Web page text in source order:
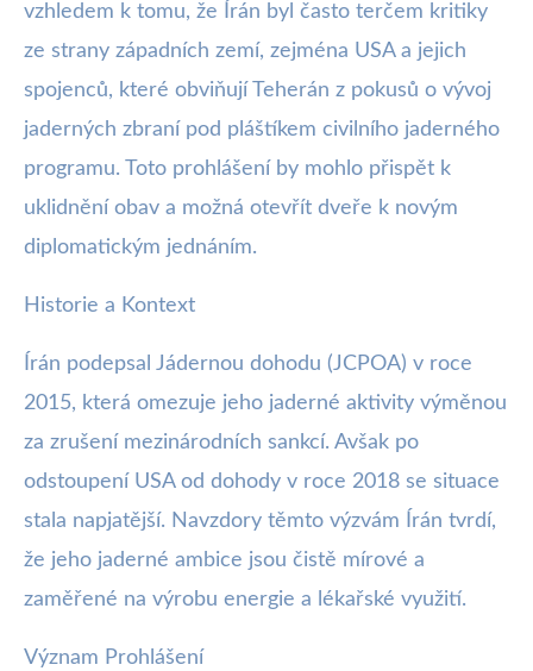
vzhledem k tomu, že Írán byl často terčem kritiky
ze strany západních zemí, zejména USA a jejich
spojenců, které obviňují Teherán z pokusů o vývoj
jaderných zbraní pod pláštíkem civilního jaderného
programu. Toto prohlášení by mohlo přispět k
uklidnění obav a možná otevřít dveře k novým
diplomatickým jednáním.
Historie a Kontext
Írán podepsal Jádernou dohodu (JCPOA) v roce
2015, která omezuje jeho jaderné aktivity výměnou
za zrušení mezinárodních sankcí. Avšak po
odstoupení USA od dohody v roce 2018 se situace
stala napjatější. Navzdory těmto výzvám Írán tvrdí,
že jeho jaderné ambice jsou čistě mírové a
zaměřené na výrobu energie a lékařské využití.
Význam Prohlášení